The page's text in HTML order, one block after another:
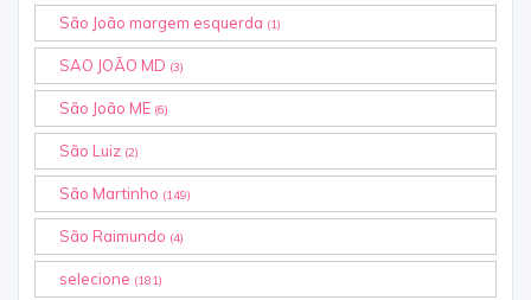
São João margem esquerda (1)
SAO JOÃO MD (3)
São João ME (6)
São Luiz (2)
São Martinho (149)
São Raimundo (4)
selecione (181)